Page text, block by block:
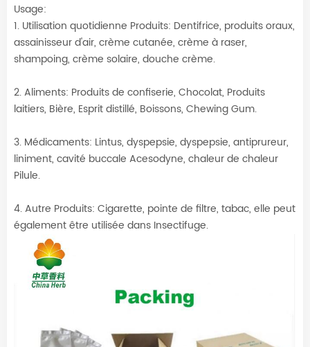
Usage:
1. Utilisation quotidienne Produits: Dentifrice, produits oraux,
assainisseur d'air, crème cutanée, crème à raser,
shampoing, crème solaire, douche crème.
2. Aliments: Produits de confiserie, Chocolat, Produits
laitiers, Bière, Esprit distillé, Boissons, Chewing Gum.
3. Médicaments: Lintus, dyspepsie, dyspepsie, antiprureur,
liniment, cavité buccale Acesodyne, chaleur de chaleur
Pilule.
4. Autre Produits: Cigarette, pointe de filtre, tabac, elle peut
également être utilisée dans Insectifuge.